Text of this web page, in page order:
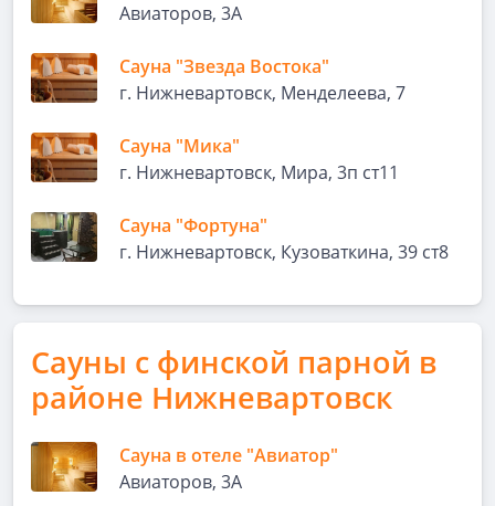
Авиаторов, 3А
Сауна "Звезда Востока"
г. Нижневартовск, Менделеева, 7
Сауна "Мика"
г. Нижневартовск, Мира, 3п ст11
Сауна "Фортуна"
г. Нижневартовск, Кузоваткина, 39 ст8
Сауны с финской парной в
районе Нижневартовск
Сауна в отеле "Авиатор"
Авиаторов, 3А